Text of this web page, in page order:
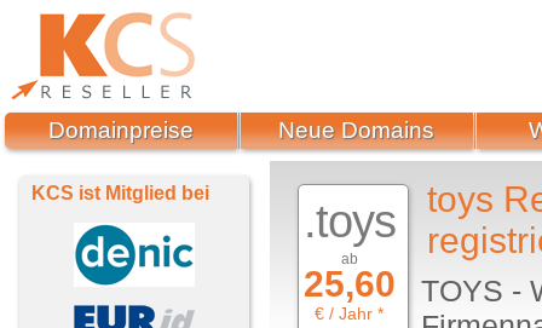
.toys
ab
25,60
€ / Jahr *
toys
TOYS -
KCS ist Mitglied bei
Domainpreise Neue Domains